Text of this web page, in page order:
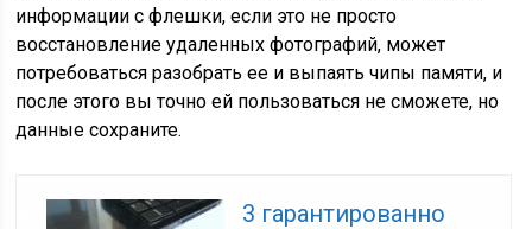
информации с флешки, если это не просто
восстановление удаленных фотографий, может
потребоваться разобрать ее и выпаять чипы памяти, и
после этого вы точно ей пользоваться не сможете, но
данные сохраните.
3 гарантированно